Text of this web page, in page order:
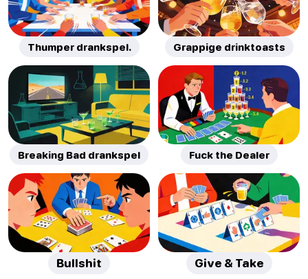
Thumper drankspel. Grappige drinktoasts
Breaking Bad drankspel Fuck the Dealer
Bullshit Give & Take